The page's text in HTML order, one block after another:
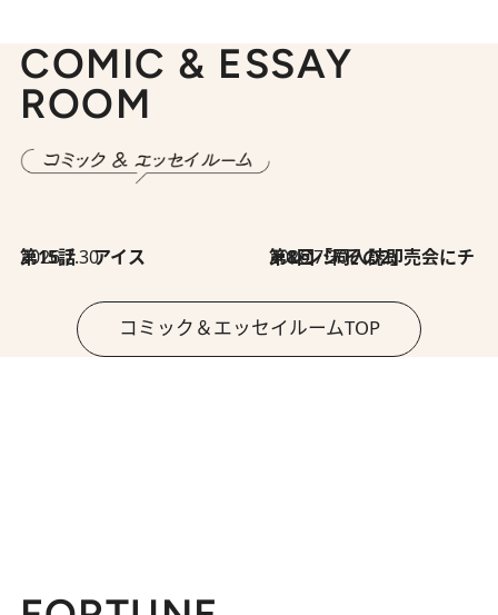
COMIC & ESSAY
ROOM
2026.7.30
第15話 アイス 2026.7.30
第8回「同人誌即売会にチャレンジ その2」
コミック＆エッセイルームTOP